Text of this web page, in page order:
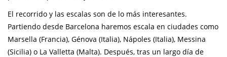
El recorrido y las escalas son de lo más interesantes.
Partiendo desde Barcelona haremos escala en ciudades como
Marsella (Francia), Génova (Italia), Nápoles (Italia), Messina
(Sicilia) o La Valletta (Malta). Después, tras un largo día de